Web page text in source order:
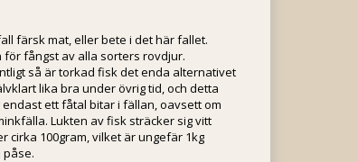
färsk mat, eller bete i det här fallet.
fångst av alla sorters rovdjur.
så är torkad fisk det enda alternativet
lika bra under övrig tid, och detta
ett fåtal bitar i fällan, oavsett om
Lukten av fisk sträcker sig vitt
cirka 100gram, vilket är ungefär 1kg